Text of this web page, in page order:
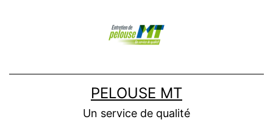
PELOUSE MT
Un service de qualité